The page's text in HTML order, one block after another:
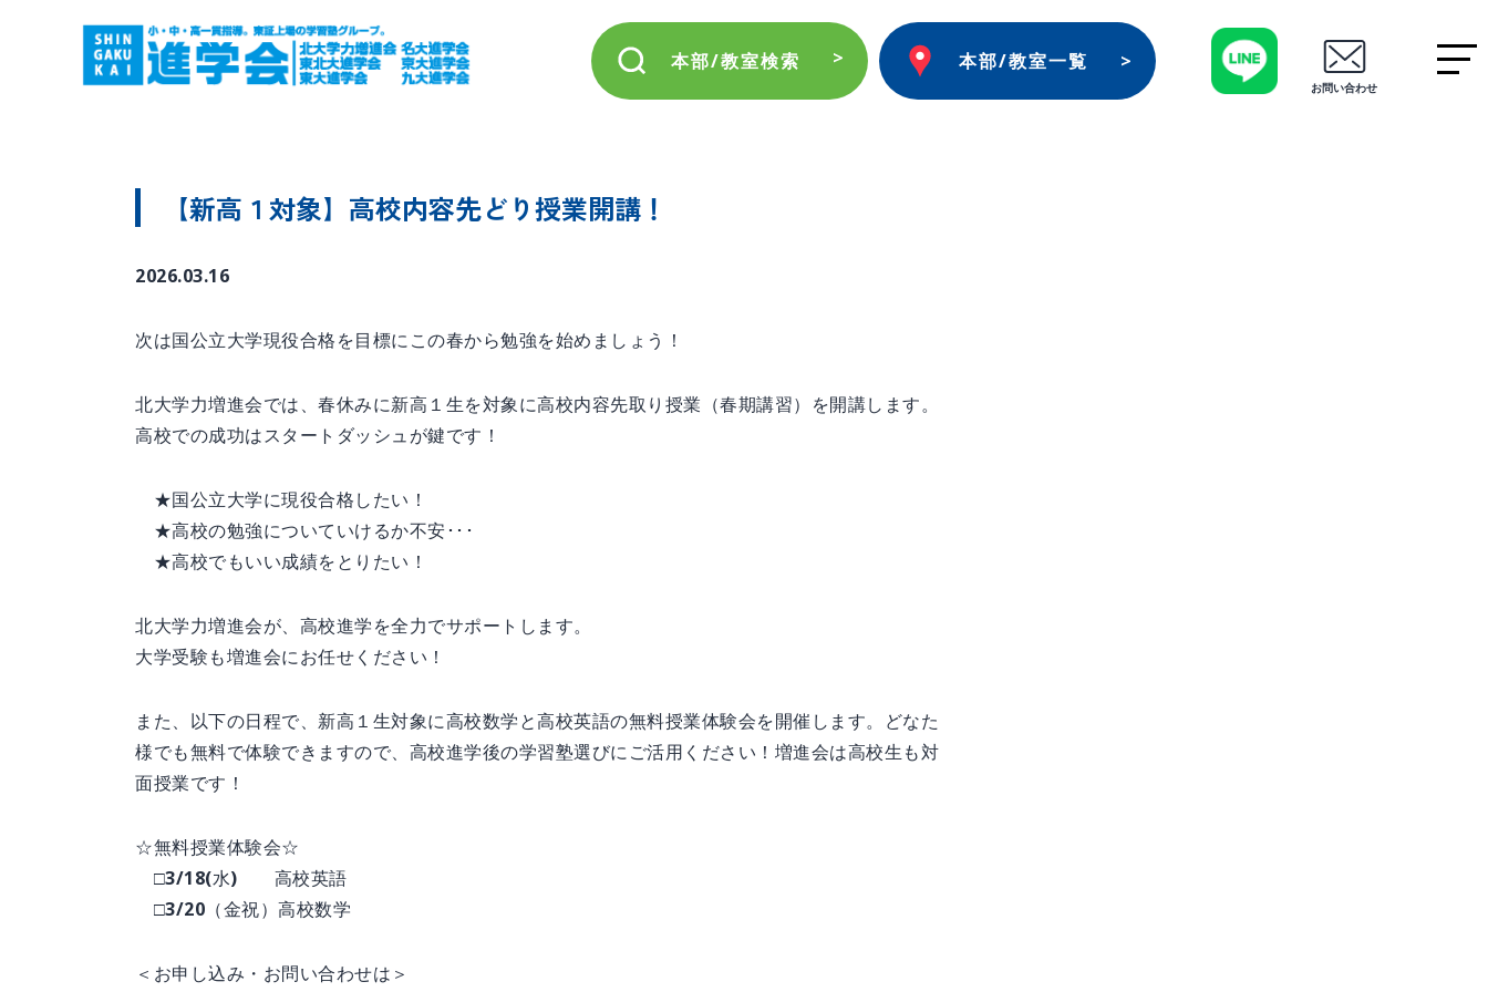
本部/教室検索 本部/教室一覧
お問い合わせ
【新高１対象】高校内容先どり授業開講！
2026.03.16
次は国公立大学現役合格を目標にこの春から勉強を始めましょう！
北大学力増進会では、春休みに新高１生を対象に高校内容先取り授業（春期講習）を開講します。
高校での成功はスタートダッシュが鍵です！
★国公立大学に現役合格したい！
★高校の勉強についていけるか不安･･･
★高校でもいい成績をとりたい！
北大学力増進会が、高校進学を全力でサポートします。
大学受験も増進会にお任せください！
また、以下の日程で、新高１生対象に高校数学と高校英語の無料授業体験会を開催します。どなた
様でも無料で体験できますので、高校進学後の学習塾選びにご活用ください！増進会は高校生も対
面授業です！
☆無料授業体験会☆
□3/18(水) 高校英語
□3/20（金祝）高校数学
＜お申し込み・お問い合わせは＞